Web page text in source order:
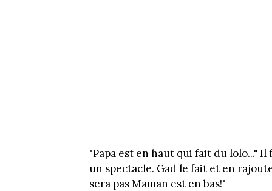
"Papa est en haut qui fait du lolo..."
un spectacle. Gad le fait et en
sera pas Maman est en bas!"